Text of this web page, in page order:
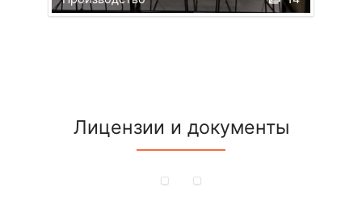
Лицензии и документы